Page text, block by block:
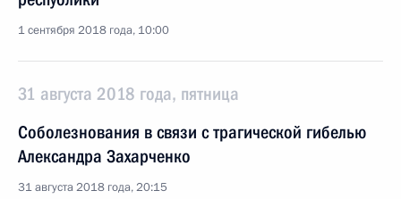
1 сентября 2018 года, 10:00
31 августа 2018 года, пятница
Соболезнования в связи с трагической гибелью
Александра Захарченко
31 августа 2018 года, 20:15